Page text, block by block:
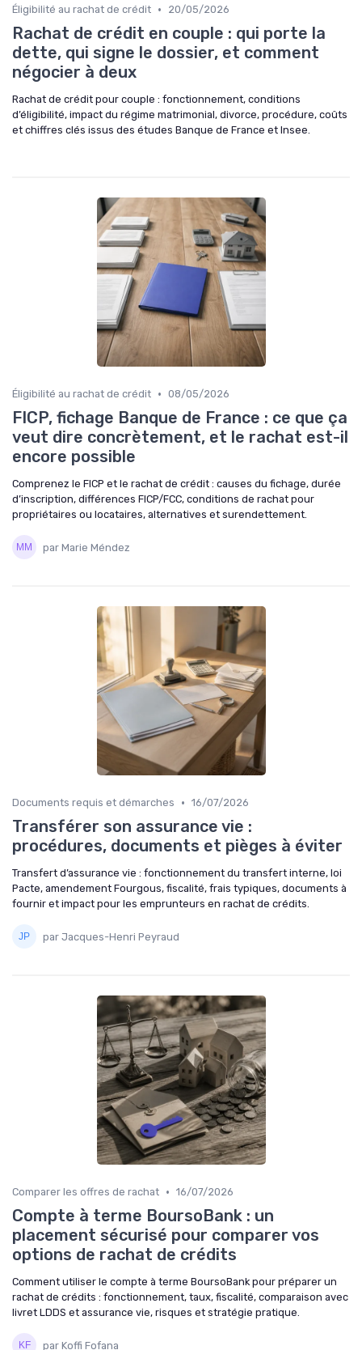
Éligibilité au rachat de crédit • 20/05/2026
Rachat de crédit en couple : qui porte la
dette, qui signe le dossier, et comment
négocier à deux
Rachat de crédit pour couple : fonctionnement, conditions
d’éligibilité, impact du régime matrimonial, divorce, procédure, coûts
et chiffres clés issus des études Banque de France et Insee.
Éligibilité au rachat de crédit • 08/05/2026
FICP, fichage Banque de France : ce que ça
veut dire concrètement, et le rachat est-il
encore possible
Comprenez le FICP et le rachat de crédit : causes du fichage, durée
d’inscription, différences FICP/FCC, conditions de rachat pour
propriétaires ou locataires, alternatives et surendettement.
par Marie Méndez
Documents requis et démarches • 16/07/2026
Transférer son assurance vie :
procédures, documents et pièges à éviter
Transfert d’assurance vie : fonctionnement du transfert interne, loi
Pacte, amendement Fourgous, fiscalité, frais typiques, documents à
fournir et impact pour les emprunteurs en rachat de crédits.
par Jacques-Henri Peyraud
Comparer les offres de rachat • 16/07/2026
Compte à terme BoursoBank : un
placement sécurisé pour comparer vos
options de rachat de crédits
Comment utiliser le compte à terme BoursoBank pour préparer un
rachat de crédits : fonctionnement, taux, fiscalité, comparaison avec
livret LDDS et assurance vie, risques et stratégie pratique.
par Koffi Fofana